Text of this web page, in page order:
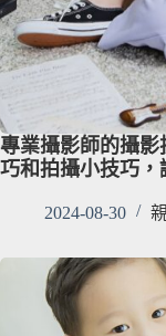
專業攝影師的攝
巧和拍攝小技巧，
2024-08-30